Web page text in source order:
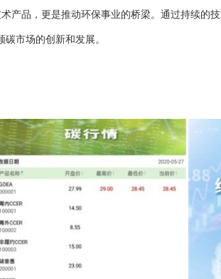
产品，更是推动环保事业的桥梁。通过持续的
市场的创新和发展。